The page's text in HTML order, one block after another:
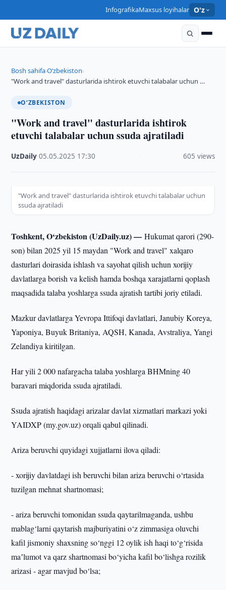
InfografikaMaxsus loyihalar O'z
Bosh sahifa›O‘zbekiston›
"Work and travel" dasturlarida ishtirok etuvchi talabalar uchun …
O‘ZBEKISTON
"Work and travel" dasturlarida ishtirok
etuvchi talabalar uchun ssuda ajratiladi
UzDaily ·05.05.2025 17:30 605 views
"Work and travel" dasturlarida ishtirok etuvchi talabalar uchun
ssuda ajratiladi
Toshkent, O‘zbekiston (UzDaily.uz) —Hukumat qarori (290-
son) bilan 2025 yil 15 maydan "Work and travel" xalqaro
dasturlari doirasida ishlash va sayohat qilish uchun xorijiy
davlatlarga borish va kelish hamda boshqa xarajatlarni qoplash
maqsadida talaba yoshlarga ssuda ajratish tartibi joriy etiladi.
Mazkur davlatlarga Yevropa Ittifoqi davlatlari, Janubiy Koreya,
Yaponiya, Buyuk Britaniya, AQSH, Kanada, Avstraliya, Yangi
Zelandiya kiritilgan.
Har yili 2 000 nafargacha talaba yoshlarga BHMning 40
baravari miqdorida ssuda ajratiladi.
Ssuda ajratish haqidagi arizalar davlat xizmatlari markazi yoki
YAIDXP (my.gov.uz) orqali qabul qilinadi.
Ariza beruvchi quyidagi xujjatlarni ilova qiladi:
- xorijiy davlatdagi ish beruvchi bilan ariza beruvchi o‘rtasida
tuzilgan mehnat shartnomasi;
- ariza beruvchi tomonidan ssuda qaytarilmaganda, ushbu
mablag‘larni qaytarish majburiyatini o‘z zimmasiga oluvchi
kafil jismoniy shaxsning so‘nggi 12 oylik ish haqi to‘g‘risida
maʼlumot va qarz shartnomasi bo‘yicha kafil bo‘lishga rozilik
arizasi - agar mavjud bo‘lsa;